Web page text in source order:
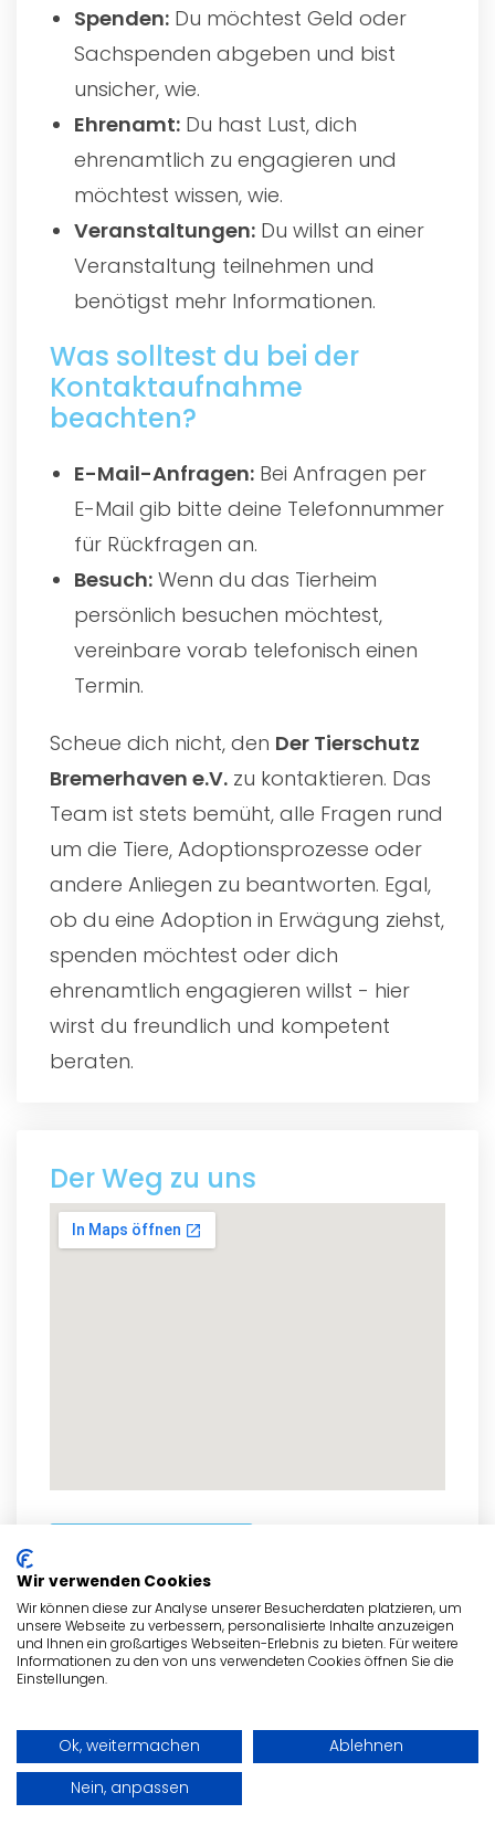
Spenden: Du möchtest Geld oder
Sachspenden abgeben und bist
unsicher, wie.
Ehrenamt: Du hast Lust, dich
ehrenamtlich zu engagieren und
möchtest wissen, wie.
Veranstaltungen: Du willst an einer
Veranstaltung teilnehmen und
benötigst mehr Informationen.
Was solltest du bei der
Kontaktaufnahme
beachten?
E-Mail-Anfragen: Bei Anfragen per
E-Mail gib bitte deine Telefonnummer
für Rückfragen an.
Besuch: Wenn du das Tierheim
persönlich besuchen möchtest,
vereinbare vorab telefonisch einen
Termin.
Scheue dich nicht, den Der Tierschutz
Bremerhaven e.V. zu kontaktieren. Das
Team ist stets bemüht, alle Fragen rund
um die Tiere, Adoptionsprozesse oder
andere Anliegen zu beantworten. Egal,
ob du eine Adoption in Erwägung ziehst,
spenden möchtest oder dich
ehrenamtlich engagieren willst - hier
wirst du freundlich und kompetent
beraten.
Der Weg zu uns
- Anzeige -
Wir verwenden Cookies
Wir können diese zur Analyse unserer Besucherdaten platzieren, um
unsere Webseite zu verbessern, personalisierte Inhalte anzuzeigen
und Ihnen ein großartiges Webseiten-Erlebnis zu bieten. Für weitere
Informationen zu den von uns verwendeten Cookies öffnen Sie die
Einstellungen.
Ok, weitermachen
Ablehnen
Nein, anpassen